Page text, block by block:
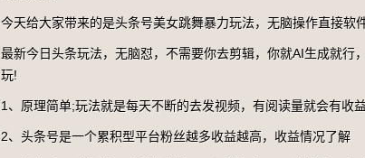
今天给大家带来的是头条号美女跳舞暴力玩法，无脑操作直接软
最新今日头条玩法，无脑怼，不需要你去剪辑，你就AI生成就行
玩!
1、原理简单;玩法就是每天不断的去发视频，有阅读量就会有收
2、头条号是一个累积型平台粉丝越多收益越高，收益情况了解